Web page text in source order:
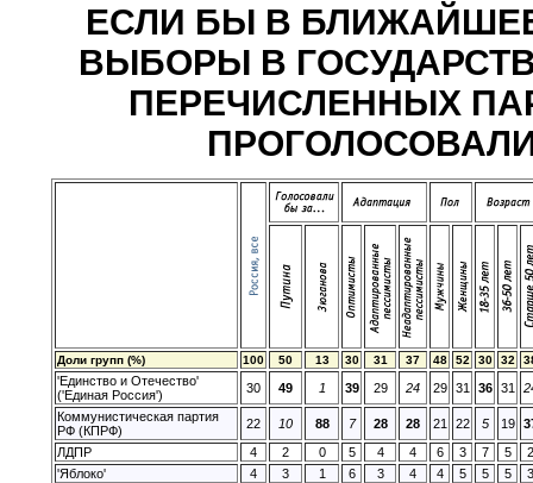
ЕСЛИ БЫ В
ВЫБОРЫ В
ПЕРЕЧИСЛЕННЫХ
ПРОГОЛОСОВАЛИ?
Доли групп (%) 100 50 13 30 31 37 48 52 30 32
'Единство и Отечество'
('Единая Россия')
30 49 1 39 29 24 29 31 36 31
Коммунистическая партия
РФ (КПРФ)
22 10 88 7 28 28 21 22 5 19
ЛДПР
4 2 0 5 4 4 6 3 7 5
2
'Яблоко'
4 3 1 6 3 4 4 5 5 5
3